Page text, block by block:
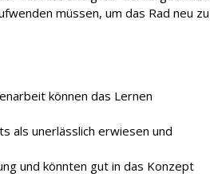
müssen, um das Rad neu zu
können das Lernen
als unerlässlich erwiesen und
und könnten gut in das Konzept